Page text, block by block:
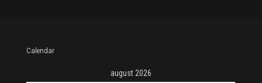
Calendar
august 2026